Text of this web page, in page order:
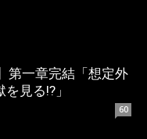
第一章完結「想定外
見る!?」
60